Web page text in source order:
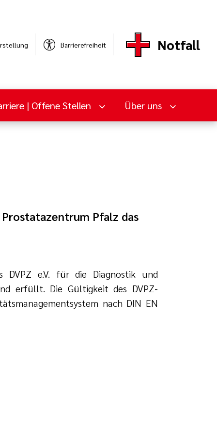
Barrierefreiheit Notfall
| Offene Stellen Über uns
Pfalz das
DVPZ e.V. für die Diagnostik und
erfüllt. Die Gültigkeit des DVPZ-
nach DIN EN